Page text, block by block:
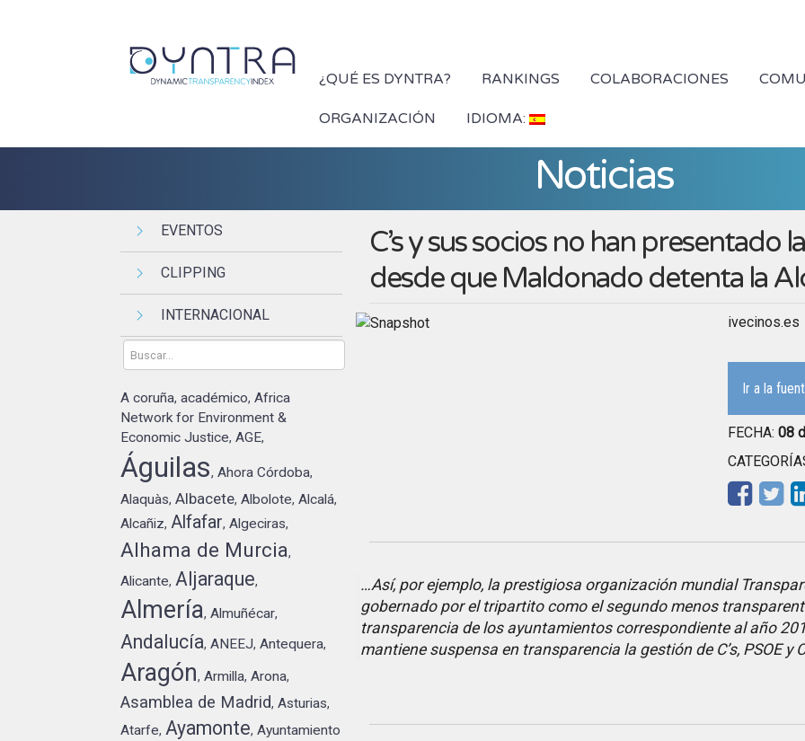
¿QUÉ ES DYNTRA? RANKINGS COLABORACIONES
ORGANIZACIÓN IDIOMA:
Noticias
EVENTOS
CLIPPING
INTERNACIONAL
A coruña,académico,Africa
Network for Environment &
Economic Justice,AGE,
Águilas,Ahora Córdoba,
Alaquàs,Albacete,Albolote,Alcalá,
Alcañiz, Alfafar,Algeciras,
Alhama de Murcia,
Alicante, Aljaraque,
Almería,Almuñécar,
Andalucía,ANEEJ,Antequera,
Aragón,Armilla,Arona,
Asamblea de Madrid,Asturias,
Atarfe, Ayamonte,Ayuntamiento
C’s y sus socios no han presentado
desde que Maldonado detenta la
ivecinos.es
Ir a la
FECHA:08
…Así, por ejemplo, la prestigiosa organización mundial
gobernado por el tripartito como el segundo menos
transparencia de los ayuntamientos correspondiente al año
mantiene suspensa en transparencia la gestión de C’s, PSOE y